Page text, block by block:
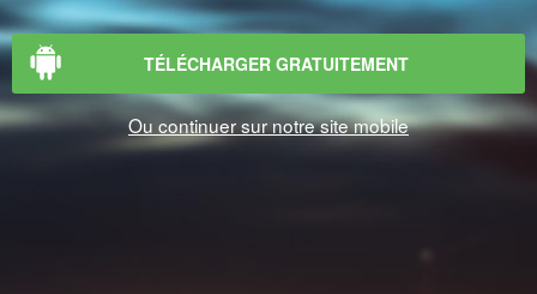
TÉLÉCHARGER GRATUITEMENT
Ou continuer sur notre site mobile